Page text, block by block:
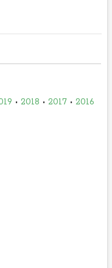
• 2018 • 2017• 2016